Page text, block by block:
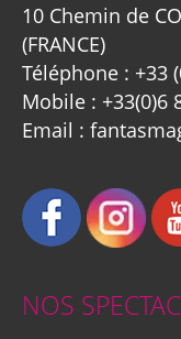
10 Chemin de
(FRANCE)
Téléphone : +33
Mobile : +33(0)6
Email :
NOS